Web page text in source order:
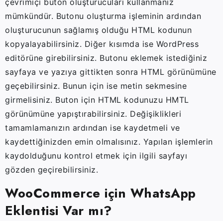
çevrimiçi buton oluşturucuları kullanmanız
mümkündür. Butonu oluşturma işleminin ardından
oluşturucunun sağlamış olduğu HTML kodunun
kopyalayabilirsiniz. Diğer kısımda ise WordPress
editörüne girebilirsiniz. Butonu eklemek istediğiniz
sayfaya ve yazıya gittikten sonra HTML görünümüne
geçebilirsiniz. Bunun için ise metin sekmesine
girmelisiniz. Buton için HTML kodunuzu HMTL
görünümüne yapıştırabilirsiniz. Değişiklikleri
tamamlamanızın ardından ise kaydetmeli ve
kaydettiğinizden emin olmalısınız. Yapılan işlemlerin
kaydolduğunu kontrol etmek için ilgili sayfayı
gözden geçirebilirsiniz.
WooCommerce için WhatsApp
Eklentisi Var mı?